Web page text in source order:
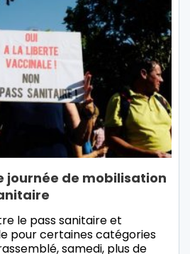
journée de mobilisation
le pass sanitaire et
pour certaines catégories
samedi, plus de